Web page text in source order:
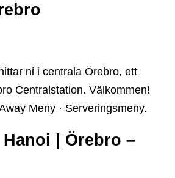
ni i centrala Örebro, ett
Centralstation. Välkommen!
Meny · Serveringsmeny.
| Örebro –